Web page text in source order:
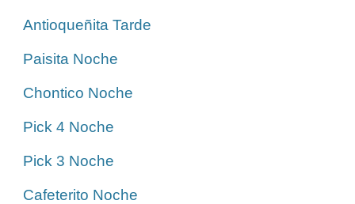
Antioqueñita Tarde
Paisita Noche
Chontico Noche
Pick 4 Noche
Pick 3 Noche
Cafeterito Noche